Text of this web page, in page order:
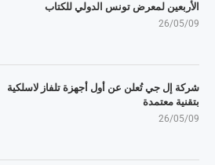
الأربعين لمعرض تونس الدولي للكتاب
26/05/09
شركة إل جي تُعلن عن أول أجهزة تلفاز لاسلكية
بتقنية معتمدة
26/05/09